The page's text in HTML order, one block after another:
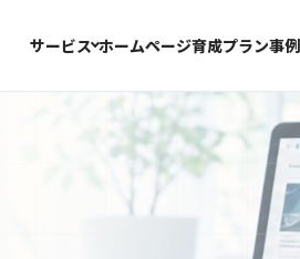
サービス ホームページ育成プラン事例